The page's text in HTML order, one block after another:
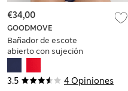
3.5 4 Opiniones
GOODMOVE
Bañador de escote
abierto con sujeción
en contraste
€34,00